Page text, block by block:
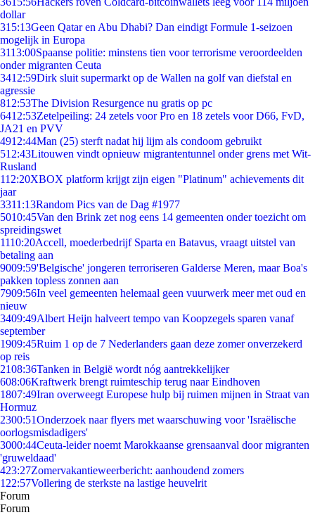
dollar
315:13Geen Qatar en Abu Dhabi? Dan eindigt Formule 1-seizoen
mogelijk in Europa
3113:00Spaanse politie: minstens tien voor terrorisme veroordeelden
onder migranten Ceuta
3412:59Dirk sluit supermarkt op de Wallen na golf van diefstal en
agressie
812:53The Division Resurgence nu gratis op pc
6412:53Zetelpeiling: 24 zetels voor Pro en 18 zetels voor D66, FvD,
JA21 en PVV
4912:44Man (25) sterft nadat hij lijm als condoom gebruikt
512:43Litouwen vindt opnieuw migrantentunnel onder grens met Wit-
Rusland
112:20XBOX platform krijgt zijn eigen "Platinum" achievements dit
jaar
3311:13Random Pics van de Dag #1977
5010:45Van den Brink zet nog eens 14 gemeenten onder toezicht om
spreidingswet
1110:20Accell, moederbedrijf Sparta en Batavus, vraagt uitstel van
betaling aan
9009:59'Belgische' jongeren terroriseren Galderse Meren, maar Boa's
pakken topless zonnen aan
7909:56In veel gemeenten helemaal geen vuurwerk meer met oud en
nieuw
3409:49Albert Heijn halveert tempo van Koopzegels sparen vanaf
september
1909:45Ruim 1 op de 7 Nederlanders gaan deze zomer onverzekerd
op reis
2108:36Tanken in België wordt nóg aantrekkelijker
608:06Kraftwerk brengt ruimteschip terug naar Eindhoven
1807:49Iran overweegt Europese hulp bij ruimen mijnen in Straat van
Hormuz
2300:51Onderzoek naar flyers met waarschuwing voor 'Israëlische
oorlogsmisdadigers'
3000:44Ceuta-leider noemt Marokkaanse grensaanval door migranten
'gruweldaad'
423:27Zomervakantieweerbericht: aanhoudend zomers
1 22:57Vollering de sterkste na lastige heuvelrit
Forum
Forum